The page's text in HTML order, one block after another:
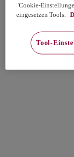
"Cookie-
eingesetzen Tools:
Tool-